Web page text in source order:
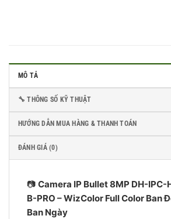
MÔ TẢ
🔧 THÔNG SỐ KỸ THUẬT
HƯỚNG DẪN MUA HÀNG & THANH TOÁN
ĐÁNH GIÁ (0)
📷 Camera IP Bullet 8MP DH-
B-PRO – WizColor Full Color Ban
Ban Ngày